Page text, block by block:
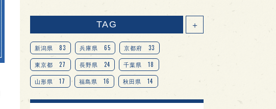
TAG ＋
新潟県 83 兵庫県 65 京都府 33
東京都 27 長野県 24 千葉県 18
山形県 17 福島県 16 秋田県 14
愛知県 14 宮城県 14 岐阜県 13